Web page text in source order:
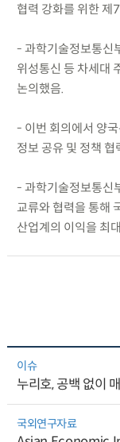
협력 강화를 위한 제
- 과학기술정보통신
위성통신 등 차세대
논의했음.
- 이번 회의에서 양
정보 공유 및 정책
- 과학기술정보통신
교류와 협력을 통해
산업계의 이익을 최
이슈
누리호, 공백 없이
국외연구자료